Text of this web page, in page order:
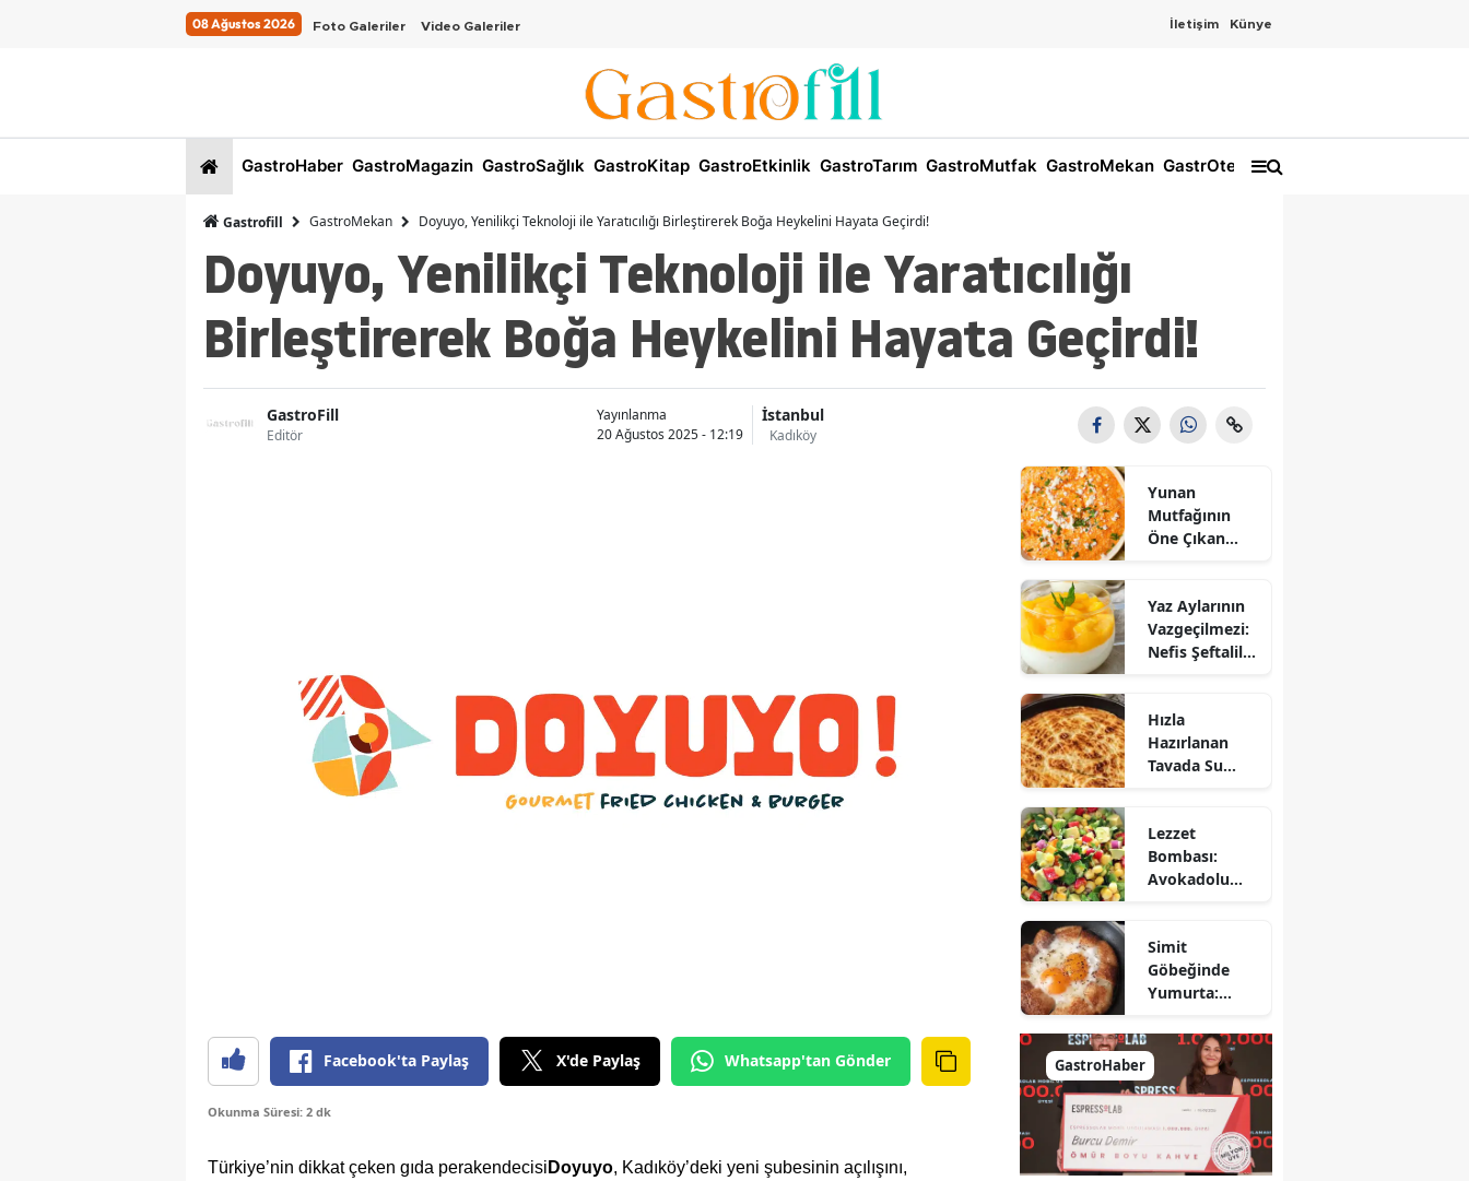
08 Ağustos 2026 Foto Galeriler Video Galeriler İletişim Künye
GastroHaber GastroMagazin GastroSağlık GastroKitap GastroEtkinlik GastroTarım GastroMutfak GastroMekan GastrOtel
Gastrofill GastroMekan Doyuyo, Yenilikçi Teknoloji ile Yaratıcılığı Birleştirerek Boğa Heykelini Hayata Geçirdi!
Doyuyo, Yenilikçi Teknoloji ile Yaratıcılığı
Birleştirerek Boğa Heykelini Hayata Geçirdi!
GastroFill
Editör
Yayınlanma
20 Ağustos 2025 - 12:19
İstanbul
Kadıköy
Facebook'ta Paylaş X'de Paylaş Whatsapp'tan Gönder
Okunma Süresi: 2 dk
Türkiye’nin dikkat çeken gıda perakendecisi Doyuyo, Kadıköy’deki yeni şubesinin açılışını,
Yunan
Mutfağının
Öne Çıkan
Nasıl Yapılır?
Yaz Aylarının
Vazgeçilmezi:
Nefis Şeftalili
Hızla
Hazırlanan
Tavada Su
Sofralarınıza
Lezzet Katın!
Lezzet
Bombası:
Avokadolu
Simit
Göbeğinde
Yumurta:
Farklı Bir
Kahvaltı
Seçeneği
GastroHaber